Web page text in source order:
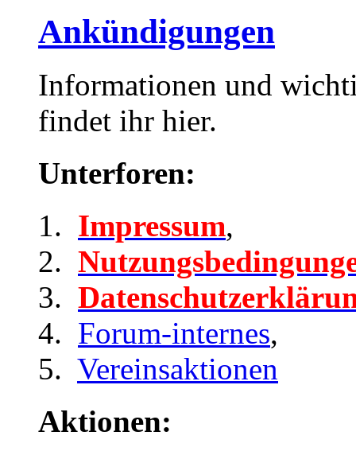
Ankündigungen
Informationen und
findet ihr hier.
Unterforen:
Impressum,
Forum-internes,
Vereinsaktionen
Aktionen: